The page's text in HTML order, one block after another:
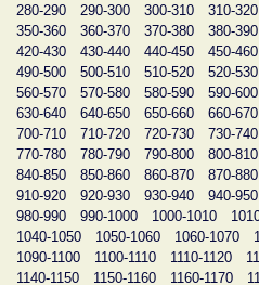
280-290
290-300 300-310 310-320
350-360
360-370 370-380 380-390
420-430
430-440 440-450 450-460
490-500
500-510 510-520 520-530
560-570
570-580 580-590 590-600
630-640
640-650 650-660 660-670
700-710
710-720 720-730 730-740
770-780
780-790 790-800 800-810
840-850
850-860 860-870 870-880
910-920
920-930 930-940 940-950
980-990
990-1000 1000-1010
1040-1050
1050-1060 1060-1070
1090-1100
1100-1110 1110-1120
1140-1150
1150-1160 1160-1170